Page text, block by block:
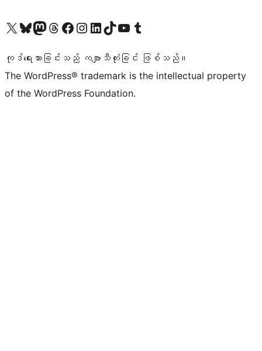
ကျွန်ုပ်တို့၏ X (ယခင် Twitter) အကောင့်သို့ သွားရောက်ကြည့်ရှုပါကျွန်ုပ်တို့၏ Bluesky အကောင့်သို့ ဝင်ရောက်ကြည့်ရှုရန်
ကျွန်ုပ်တို့၏ Mastodon အကောင့်သို့ သွားရောက်ကြည့်ရှုပါကျွန်ုပ်တို့၏ Threads အကောင့်သို့ ဝင်ရောက်ကြည့်ရှုရန်
ကျွန်ုပ်တို့၏ Facebook စာမျက်နှာသို့ သွားရောက်ကြည့်ရှုပါကျွန်ုပ်တို့၏ Instagram အကောင့်သို့ သွားရောက်ကြည့်ရှုပါ ကျွန်ုပ်တို့၏ LinkedIn အကောင့်သို့ သွားရောက်ကြည့်ရှုပါကျွန်ုပ်တို့၏ TikTok အကောင့်သို့ ဝင်ရောက်ကြည့်ရှုရန်
ကျွန်ုပ်တို့၏ YouTube ချန်နယ်သို့ သွားရောက်ကြည့်ရှုပါ ကျွန်ုပ်တို့၏ Tumblr အကောင့်သို့ ဝင်ရောက်ကြည့်ရှုရန်
ကုဒ်ရေးသားခြင်းသည် ကဗျာသီကုံးခြင်း ဖြစ်သည်။
The WordPress® trademark is the intellectual property
of the WordPress Foundation.